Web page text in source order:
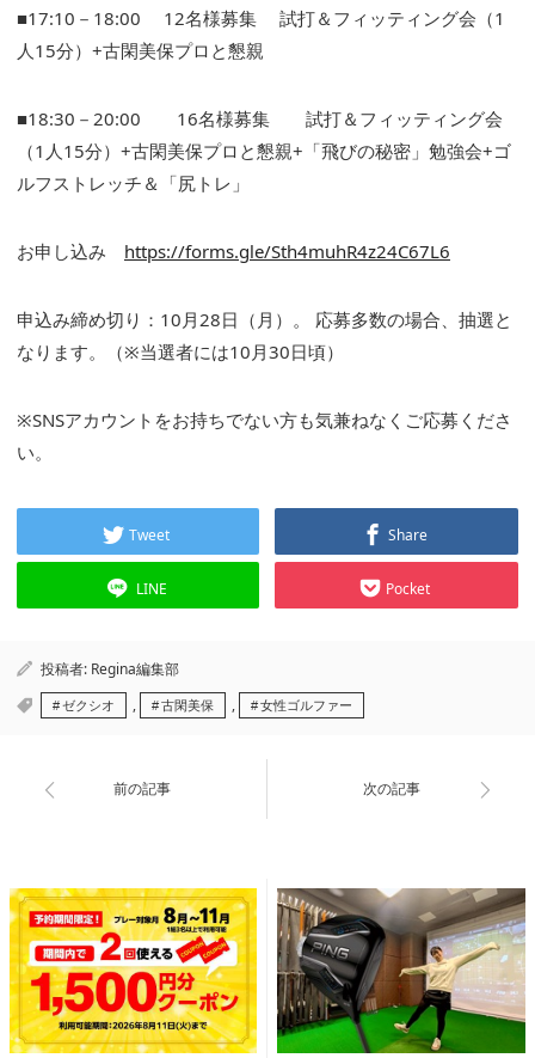
■17:10－18:00 12名様募集 試打＆フィッティング会（1
人15分）+古閑美保プロと懇親
■18:30－20:00 16名様募集 試打＆フィッティング会
（1人15分）+古閑美保プロと懇親+「飛びの秘密」勉強会+ゴ
ルフストレッチ＆「尻トレ」
お申し込み https://forms.gle/Sth4muhR4z24C67L6
申込み締め切り：10月28日（月）。 応募多数の場合、抽選と
なります。（※当選者には10月30日頃）
※SNSアカウントをお持ちでない方も気兼ねなくご応募くださ
い。
Tweet Share
LINE Pocket
投稿者: Regina編集部
ゼクシオ , 古閑美保 , 女性ゴルファー
前の記事 次の記事